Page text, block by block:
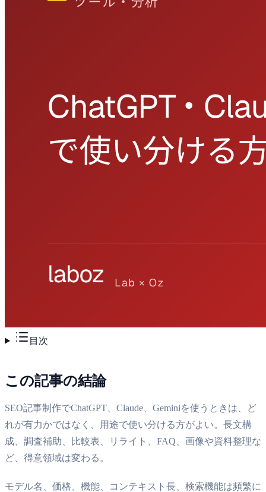
目次
この記事の結論
SEO記事制作でChatGPT、Claude、Geminiを使うときは、ど
れが有力かではなく、用途で使い分ける方がよい。長文構
成、調査補助、比較表、リライト、FAQ、画像や資料整理な
ど、得意領域は変わる。
モデル名、価格、機能、コンテキスト長、検索機能は頻繁に